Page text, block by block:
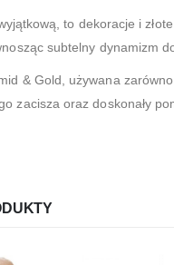
to dekoracje i
subtelny dynamizm
& Gold, używana
zacisza oraz doskonały